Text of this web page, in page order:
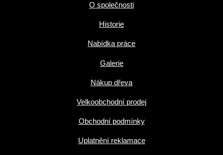
O společnosti
Historie
Nabídka práce
Galerie
Nákup dřeva
Velkoobchodní prodej
Obchodní podmínky
Uplatnění reklamace